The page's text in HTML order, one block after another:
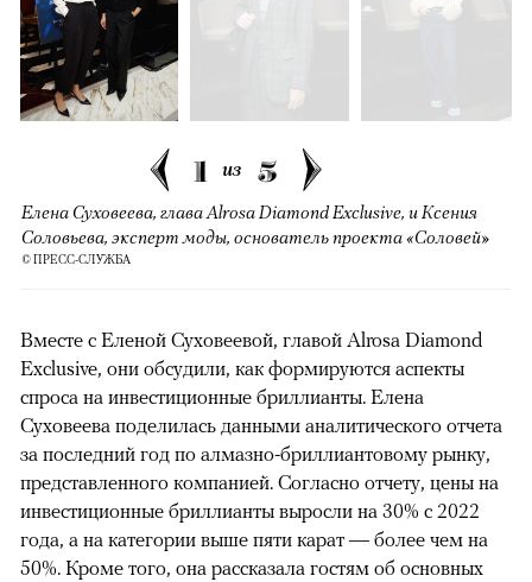
1 из 5
Елена Суховеева, глава Alrosa Diamond Exclusive, и Ксения
Соловьева, эксперт моды, основатель проекта «Соловей»
© ПРЕСС-СЛУЖБА
Вместе с Еленой Суховеевой, главой Alrosa Diamond
Exclusive, они обсудили, как формируются аспекты
спроса на инвестиционные бриллианты. Елена
Суховеева поделилась данными аналитического отчета
за последний год по алмазно-бриллиантовому рынку,
представленного компанией. Согласно отчету, цены на
инвестиционные бриллианты выросли на 30% с 2022
года, а на категории выше пяти карат — более чем на
50%. Кроме того, она рассказала гостям об основных